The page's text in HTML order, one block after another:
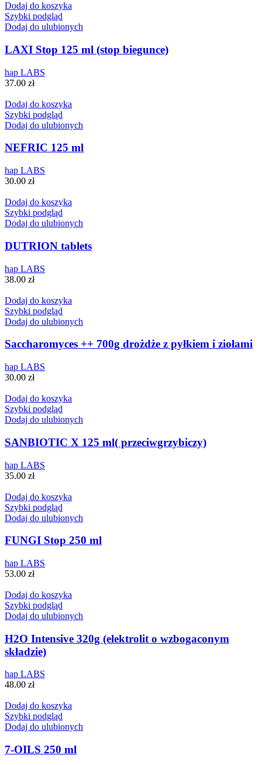
Dodaj do koszyka
Szybki podgląd
Dodaj do ulubionych
LAXI Stop 125 ml (stop biegunce)
hap LABS
37.00 zł
Dodaj do koszyka
Szybki podgląd
Dodaj do ulubionych
NEFRIC 125 ml
hap LABS
30.00 zł
Dodaj do koszyka
Szybki podgląd
Dodaj do ulubionych
DUTRION tablets
hap LABS
38.00 zł
Dodaj do koszyka
Szybki podgląd
Dodaj do ulubionych
Saccharomyces ++ 700g drożdże z pyłkiem i ziołami
hap LABS
30.00 zł
Dodaj do koszyka
Szybki podgląd
Dodaj do ulubionych
SANBIOTIC X 125 ml( przeciwgrzybiczy)
hap LABS
35.00 zł
Dodaj do koszyka
Szybki podgląd
Dodaj do ulubionych
FUNGI Stop 250 ml
hap LABS
53.00 zł
Dodaj do koszyka
Szybki podgląd
Dodaj do ulubionych
H2O Intensive 320g (elektrolit o wzbogaconym
składzie)
hap LABS
48.00 zł
Dodaj do koszyka
Szybki podgląd
Dodaj do ulubionych
7-OILS 250 ml